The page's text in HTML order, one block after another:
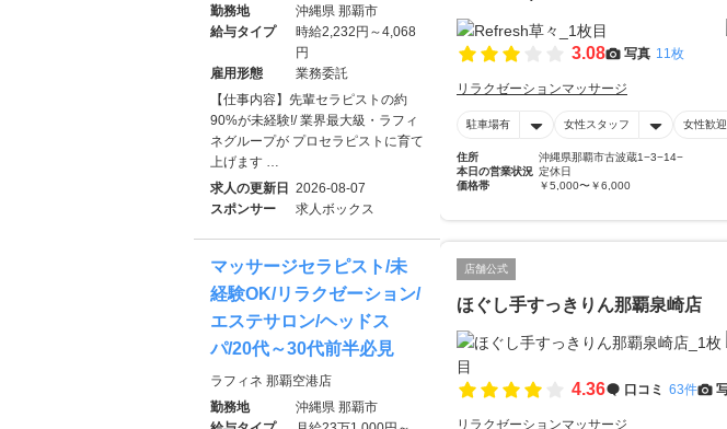
3.08 写真 11枚
リラクゼーションマッサージ
駐車場有 女性スタッフ 女性歓迎
住所
沖縄県那覇市古波蔵1−3−14−
本日の営業状況 定休日
価格帯
￥5,000〜￥6,000
店舗公式
ほぐし手すっきりん那覇泉崎店
4.36 口コミ 63件
リラクゼーションマッサージ
勤務地
沖縄県 那覇市
給与タイプ
時給2,232円～4,068
円
雇用形態
業務委託
【仕事内容】先輩セラピストの約
90%が未経験!/ 業界最大級・ラフィ
ネグループが プロセラピストに育て
上げます …
求人の更新日 2026-08-07
スポンサー
求人ボックス
マッサージセラピスト/未
経験OK/リラクゼーション/
エステサロン/ヘッドス
パ/20代～30代前半必見
ラフィネ 那覇空港店
勤務地
沖縄県 那覇市